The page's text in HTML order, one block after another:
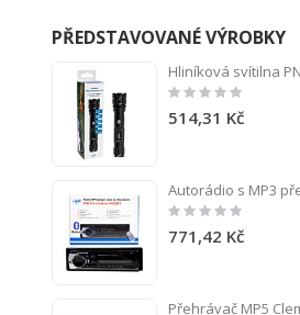
PŘEDSTAVOVANÉ VÝROBKY
Rating:
0%
514,31 Kč
Rating:
0%
771,42 Kč